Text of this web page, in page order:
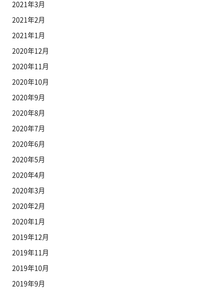
2021年3月
2021年2月
2021年1月
2020年12月
2020年11月
2020年10月
2020年9月
2020年8月
2020年7月
2020年6月
2020年5月
2020年4月
2020年3月
2020年2月
2020年1月
2019年12月
2019年11月
2019年10月
2019年9月